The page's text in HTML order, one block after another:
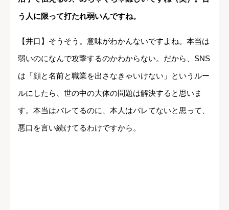
う人に限って打たれ弱いんですね。
【井口】そうそう。意味がわかんないですよね。本当は
弱いのになんで攻撃するのかわからない。だから、SNS
は「顔と名前と職業を出さなきゃいけない」というルー
ルにしたら、世の中の大体の問題は解決すると思いま
す。本当はバレてるのに、本人はバレてないと思って、
悪口を言い続けてるわけですから。